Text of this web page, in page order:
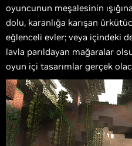
oyuncunun meşalesinin
dolu, karanlığa karışan
eğlenceli evler; veya içindeki
lavla parıldayan mağaralar
oyun içi tasarımlar gerçek